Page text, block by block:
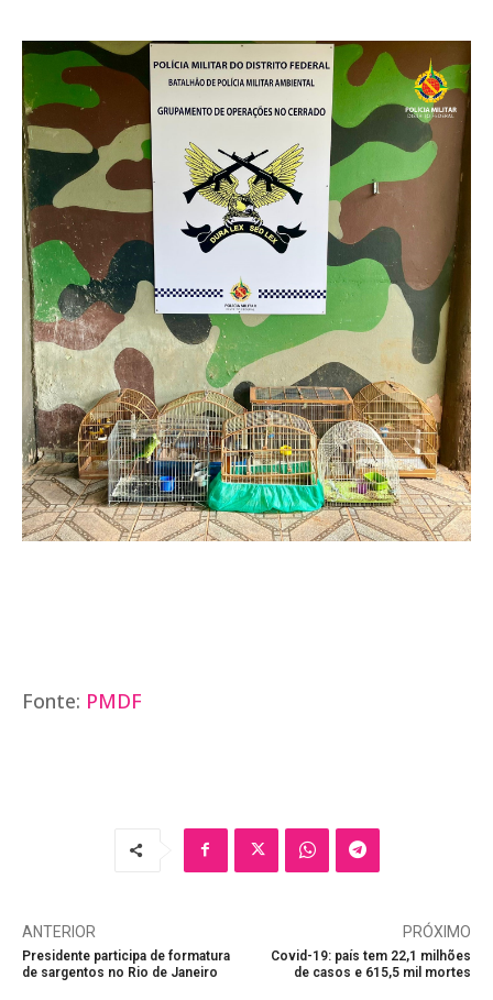
Fonte: PMDF
ANTERIOR
Presidente participa de formatura
de sargentos no Rio de Janeiro
PRÓXIMO
Covid-19: país tem 22,1 milhões
de casos e 615,5 mil mortes